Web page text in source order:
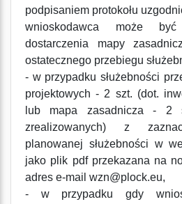
podpisaniem protokołu
wnioskodawca może
dostarczenia mapy
ostatecznego przebiegu
- w przypadku służebności
projektowych - 2 szt. (dot.
lub mapa zasadnicza - 2
zrealizowanych) z
planowanej służebności w
jako plik pdf przekazana na
adres e-mail wzn@plock.eu,
- w przypadku gdy